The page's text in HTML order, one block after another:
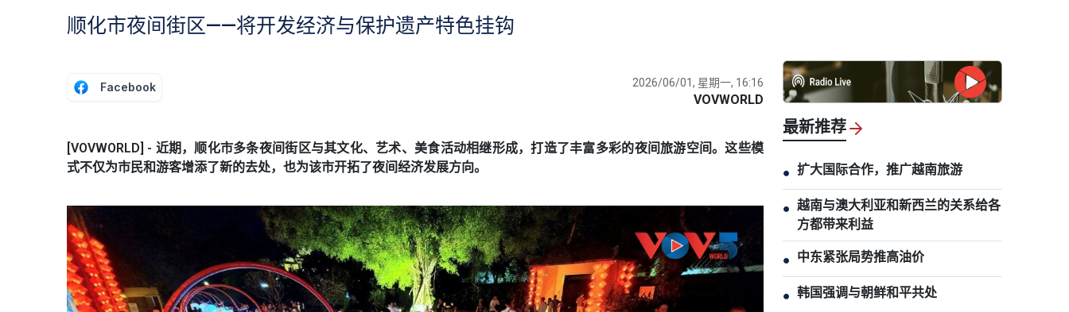
顺化市夜间街区——将开发经济与保护遗产特色挂钩
Facebook 2026/06/01, 星期一, 16:16
VOVWORLD
[VOVWORLD] - 近期，顺化市多条夜间街区与其文化、艺术、美食活动相继形成，打造了丰富多彩的夜间旅游空间。这些模
式不仅为市民和游客增添了新的去处，也为该市开拓了夜间经济发展方向。
最新推荐
● 扩大国际合作，推广越南旅游
● 越南与澳大利亚和新西兰的关系给各
方都带来利益
● 中东紧张局势推高油价
● 韩国强调与朝鲜和平共处